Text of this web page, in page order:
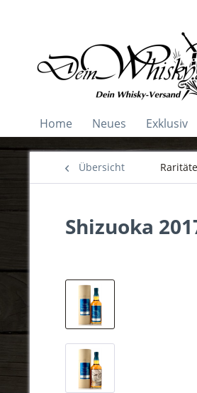
Home Neues Exklusiv
Übersicht
Shizuoka